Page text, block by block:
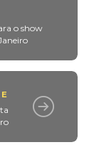
o show